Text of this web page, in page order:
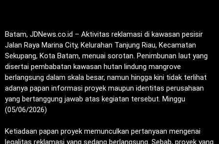
Batam, JDNews.co.id – Aktivitas reklamasi di kawasan pesisir
Jalan Raya Marina City, Kelurahan Tanjung Riau, Kecamatan
Sekupang, Kota Batam, menuai sorotan. Penimbunan laut yang
disertai pembabatan kawasan hutan lindung mangrove
berlangsung dalam skala besar, namun hingga kini tidak terlihat
adanya papan informasi proyek maupun identitas perusahaan
yang bertanggung jawab atas kegiatan tersebut. Minggu
(05/06/2026)
‎Ketiadaan papan proyek memunculkan pertanyaan mengenai
legalitas reklamasi yang sedang berlangsung. Sebab, proyek yang